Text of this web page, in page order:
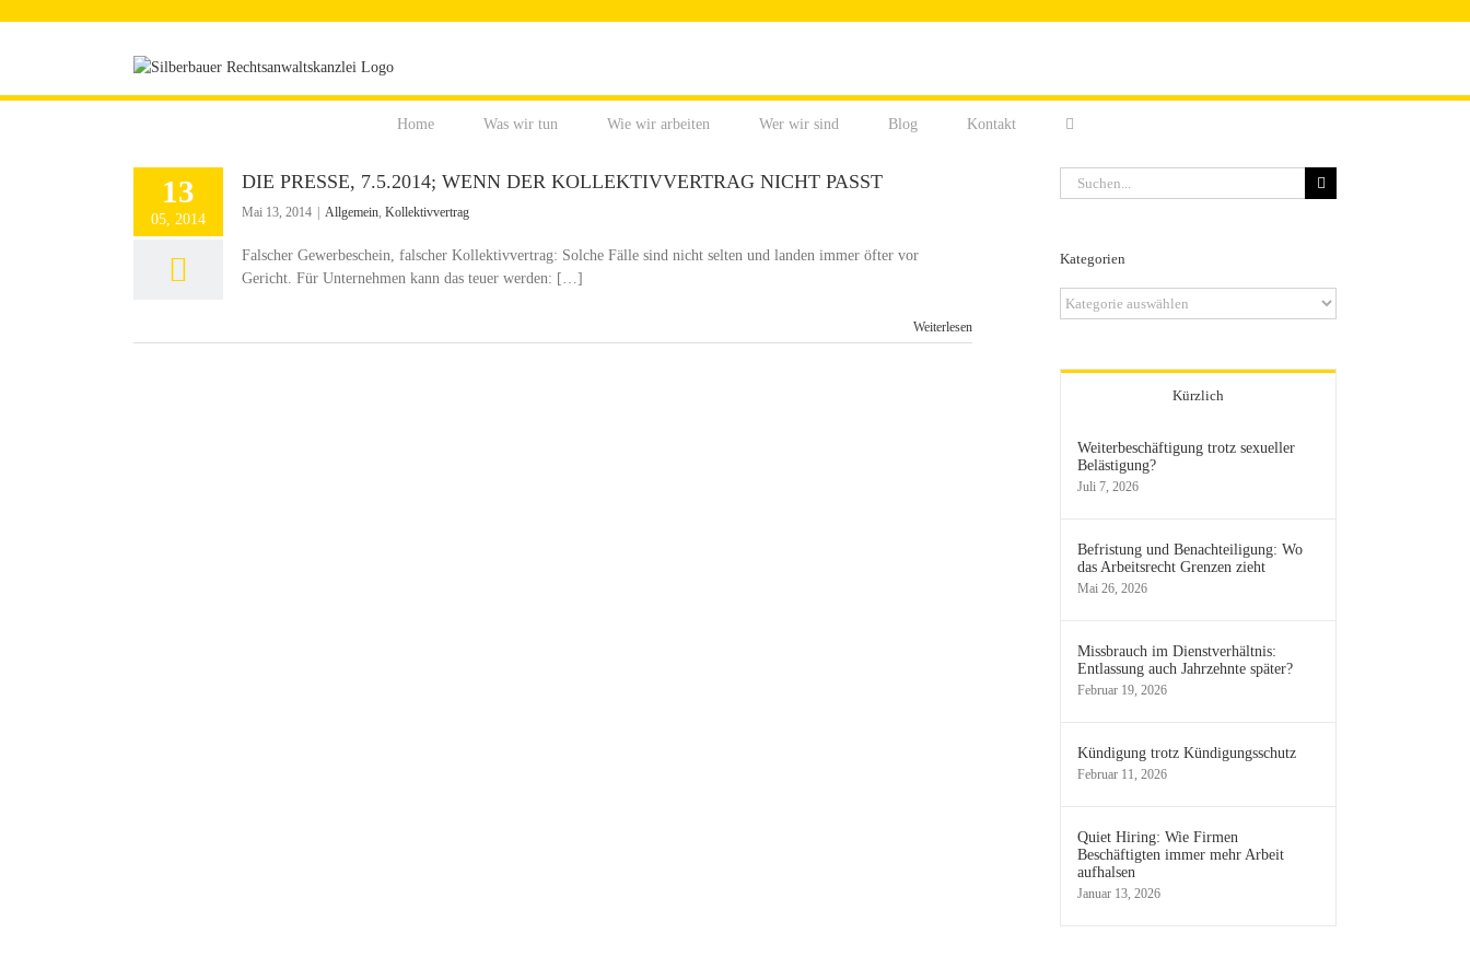
Home Was wir tun Wie wir arbeiten Wer wir sind Blog Kontakt
13
05, 2014
DIE PRESSE, 7.5.2014; WENN DER KOLLEKTIVVERTRAG NICHT PASST
Mai 13, 2014 Allgemein, Kollektivvertrag
Falscher Gewerbeschein, falscher Kollektivvertrag: Solche Fälle sind nicht selten und landen immer öfter vor
Gericht. Für Unternehmen kann das teuer werden: […]
Weiterlesen
Suche
nach:
Kategorien
Kategorien
Kürzlich
Weiterbeschäftigung trotz sexueller
Belästigung?
Juli 7, 2026
Befristung und Benachteiligung: Wo
das Arbeitsrecht Grenzen zieht
Mai 26, 2026
Missbrauch im Dienstverhältnis:
Entlassung auch Jahrzehnte später?
Februar 19, 2026
Kündigung trotz Kündigungsschutz
Februar 11, 2026
Quiet Hiring: Wie Firmen
Beschäftigten immer mehr Arbeit
aufhalsen
Januar 13, 2026